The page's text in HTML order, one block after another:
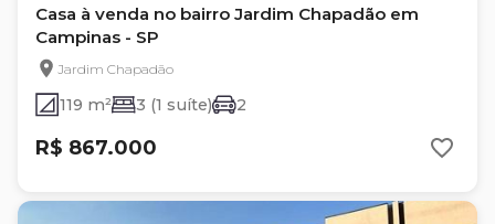
Casa à venda no bairro Jardim Chapadão em
Campinas - SP
Jardim Chapadão
119 m² 3 (1 suíte) 2
R$ 867.000